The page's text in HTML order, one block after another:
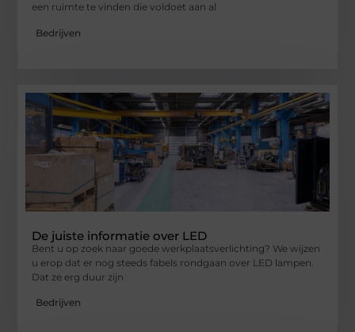
een ruimte te vinden die voldoet aan al
Bedrijven
De juiste informatie over LED
Bent u op zoek naar goede werkplaatsverlichting? We wijzen
u erop dat er nog steeds fabels rondgaan over LED lampen.
Dat ze erg duur zijn
Bedrijven